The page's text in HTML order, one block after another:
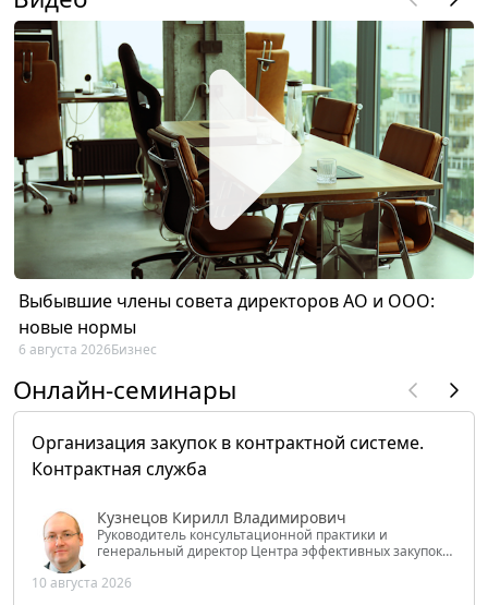
Выбывшие члены совета директоров АО и ООО:
новые нормы
6 августа 2026Бизнес
Онлайн-семинары
Организация закупок в контрактной системе.
Контрактная служба
Кузнецов Кирилл Владимирович
Руководитель консультационной практики и
генеральный директор Центра эффективных закупок
РФ
10 августа 2026